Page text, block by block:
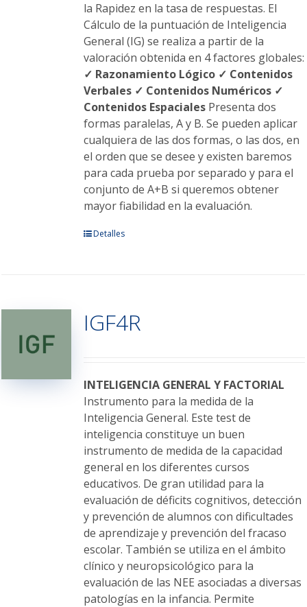
la Rapidez en la tasa de respuestas. El
Cálculo de la puntuación de Inteligencia
General (IG) se realiza a partir de la
valoración obtenida en 4 factores globales:
✓ Razonamiento Lógico ✓ Contenidos
Verbales ✓ Contenidos Numéricos ✓
Contenidos EspacialesPresenta dos
formas paralelas, A y B. Se pueden aplicar
cualquiera de las dos formas, o las dos, en
el orden que se desee y existen baremos
para cada prueba por separado y para el
conjunto de A+B si queremos obtener
mayor fiabilidad en la evaluación.
Este
Las
opciones
elegir
en
la
página
de
producto
Detalles
IGF4R
INTELIGENCIA GENERAL Y FACTORIAL
Instrumento para la medida de la
Inteligencia General. Este test de
inteligencia constituye un buen
instrumento de medida de la capacidad
general en los diferentes cursos
educativos. De gran utilidad para la
evaluación de déficits cognitivos, detección
y prevención de alumnos con dificultades
de aprendizaje y prevención del fracaso
escolar. También se utiliza en el ámbito
clínico y neuropsicológico para la
evaluación de las NEE asociadas a diversas
patologías en la infancia. Permite